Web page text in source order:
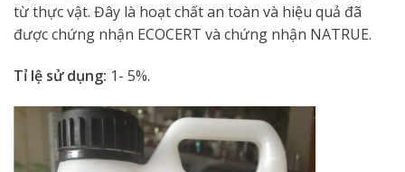
từ thực vật. Đây là hoạt chất an toàn và hiệu quả đã
được chứng nhận ECOCERT và chứng nhận NATRUE.
Tỉ lệ sử dụng: 1- 5%.